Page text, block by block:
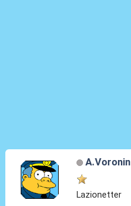
A.Voronin
Lazionetter